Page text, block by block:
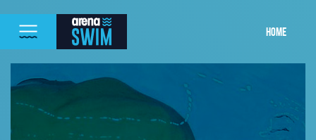
HOME